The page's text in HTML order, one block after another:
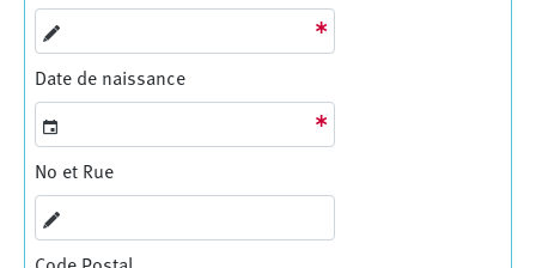
Date de naissance
No et Rue